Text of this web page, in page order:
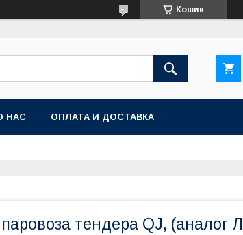
Кошик
НАС ОПЛАТА И ДОСТАВКА
тендера QJ, (аналог